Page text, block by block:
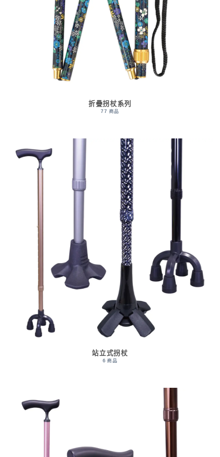
折疊拐杖系列
77 商品
站立式拐杖
6 商品